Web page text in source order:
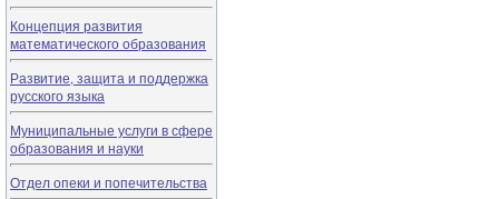
Концепция развития
математического образования
Развитие, защита и поддержка
русского языка
Муниципальные услуги в сфере
образования и науки
Отдел опеки и попечительства